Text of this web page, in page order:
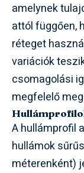
amelynek
attól függően,
réteget
variációk
csomagolási
megfelelő
A hullámprofil
hullámok
méterenként)